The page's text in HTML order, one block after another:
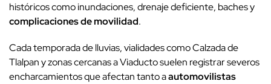
históricos como inundaciones, drenaje deficiente, baches y
complicaciones de movilidad.
Cada temporada de lluvias, vialidades como Calzada de
Tlalpan y zonas cercanas a Viaducto suelen registrar severos
encharcamientos que afectan tanto aautomovilistas